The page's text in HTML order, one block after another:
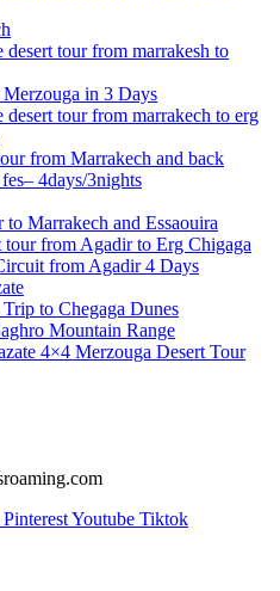
desert tour from marrakesh to
in 3 Days
desert tour from marrakech to erg
from Marrakech and back
4days/3nights
to Marrakech and Essaouira
tour from Agadir to Erg Chigaga
from Agadir 4 Days
to Chegaga Dunes
Mountain Range
4×4 Merzouga Desert Tour
PinterestYoutube Tiktok